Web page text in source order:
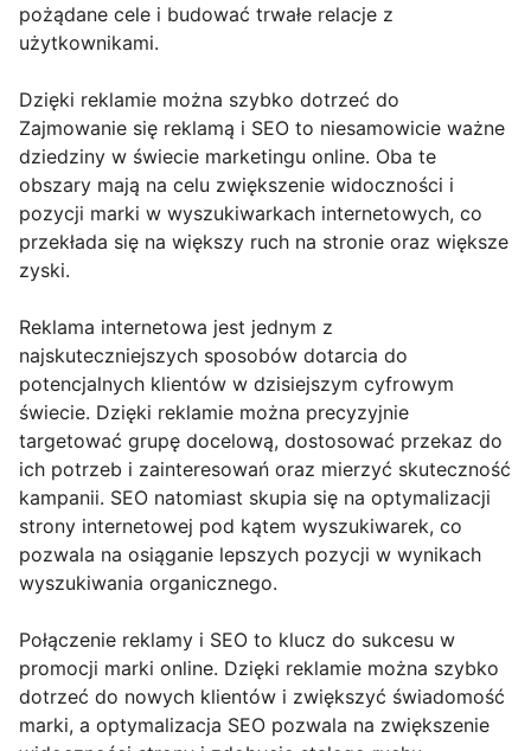
pożądane cele i budować trwałe relacje z
użytkownikami.
Dzięki reklamie można szybko dotrzeć do
Zajmowanie się reklamą i SEO to niesamowicie ważne
dziedziny w świecie marketingu online. Oba te
obszary mają na celu zwiększenie widoczności i
pozycji marki w wyszukiwarkach internetowych, co
przekłada się na większy ruch na stronie oraz większe
zyski.
Reklama internetowa jest jednym z
najskuteczniejszych sposobów dotarcia do
potencjalnych klientów w dzisiejszym cyfrowym
świecie. Dzięki reklamie można precyzyjnie
targetować grupę docelową, dostosować przekaz do
ich potrzeb i zainteresowań oraz mierzyć skuteczność
kampanii. SEO natomiast skupia się na optymalizacji
strony internetowej pod kątem wyszukiwarek, co
pozwala na osiąganie lepszych pozycji w wynikach
wyszukiwania organicznego.
Połączenie reklamy i SEO to klucz do sukcesu w
promocji marki online. Dzięki reklamie można szybko
dotrzeć do nowych klientów i zwiększyć świadomość
marki, a optymalizacja SEO pozwala na zwiększenie